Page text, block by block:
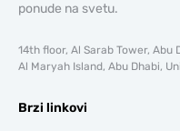
ponude na svetu.
14th floor, Al Sarab Tower, Abu
Al Maryah Island, Abu Dhabi,
Brzi linkovi